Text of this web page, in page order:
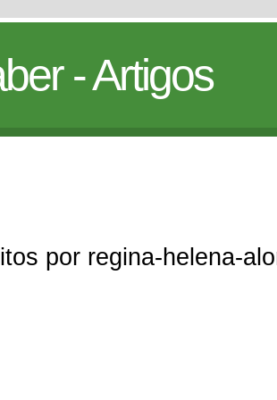
- Artigos
por regina-helena-